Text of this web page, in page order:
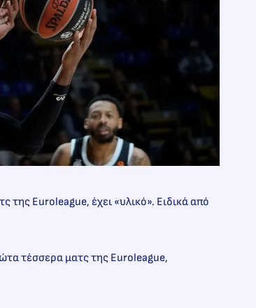
της Euroleague, έχει «υλικό». Ειδικά από
τέσσερα ματς της Euroleague,